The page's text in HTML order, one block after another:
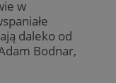
w
daleko od
Bodnar,